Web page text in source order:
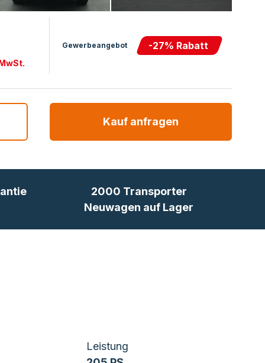
Gewerbeangebot -27% Rabatt
Kauf anfragen
2000 Transporter
Neuwagen auf Lager
Leistung